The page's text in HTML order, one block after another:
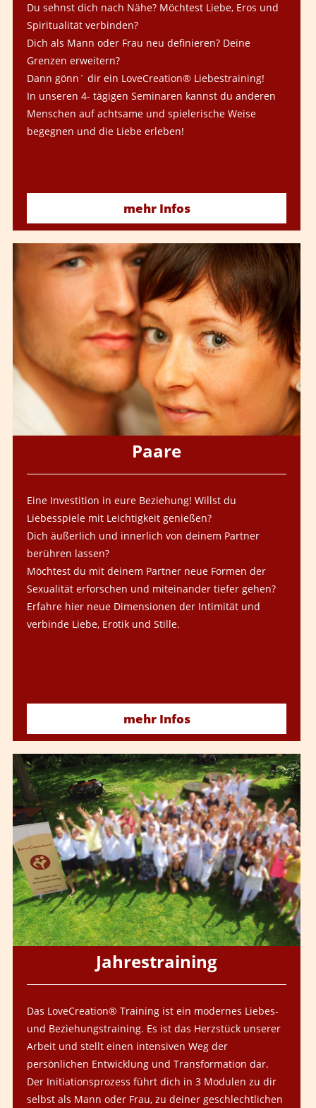
Du sehnst dich nach Nähe? Möchtest Liebe, Eros und
Spiritualität verbinden?
Dich als Mann oder Frau neu definieren? Deine
Grenzen erweitern?
Dann gönn´ dir ein LoveCreation® Liebestraining!
In unseren 4- tägigen Seminaren kannst du anderen
Menschen auf achtsame und spielerische Weise
begegnen und die Liebe erleben!
mehr Infos
Paare
Eine Investition in eure Beziehung! Willst du
Liebesspiele mit Leichtigkeit genießen?
Dich äußerlich und innerlich von deinem Partner
berühren lassen?
Möchtest du mit deinem Partner neue Formen der
Sexualität erforschen und miteinander tiefer gehen?
Erfahre hier neue Dimensionen der Intimität und
verbinde Liebe, Erotik und Stille.
mehr Infos
Jahrestraining
Das LoveCreation® Training ist ein modernes Liebes-
und Beziehungstraining. Es ist das Herzstück unserer
Arbeit und stellt einen intensiven Weg der
persönlichen Entwicklung und Transformation dar.
Der Initiationsprozess führt dich in 3 Modulen zu dir
selbst als Mann oder Frau, zu deiner geschlechtlichen